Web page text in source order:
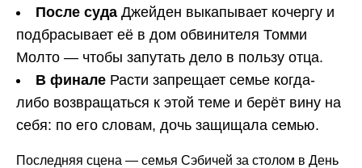
После суда Джейден выкапывает кочергу и
подбрасывает её в дом обвинителя Томми
Молто — чтобы запутать дело в пользу отца.
В финале Расти запрещает семье когда-
либо возвращаться к этой теме и берёт вину на
себя: по его словам, дочь защищала семью.
Последняя сцена — семья Сэбичей за столом в День